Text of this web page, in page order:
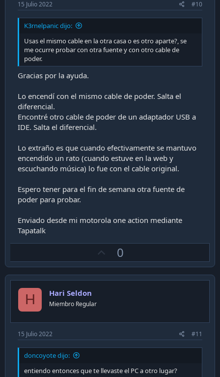
15 Julio 2022 #10
K3rnelpanic dijo:
Usas el mismo cable en la otra casa o es otro aparte?, se
me ocurre probar con otra fuente y con otro cable de
poder.
Gracias por la ayuda.
Lo encendí con el mismo cable de poder. Salta el
diferencial.
Encontré otro cable de poder de un adaptador USB a
IDE. Salta el diferencial.
Lo extraño es que cuando efectivamente se mantuvo
encendido un rato (cuando estuve en la web y
escuchando música) lo fue con el cable original.
Espero tener para el fin de semana otra fuente de
poder para probar.
Enviado desde mi motorola one action mediante
Tapatalk
p
v
0
H Hari Seldon
Miembro Regular
15 Julio 2022 #11
doncoyote dijo:
entiendo entonces que te llevaste el PC a otro lugar?